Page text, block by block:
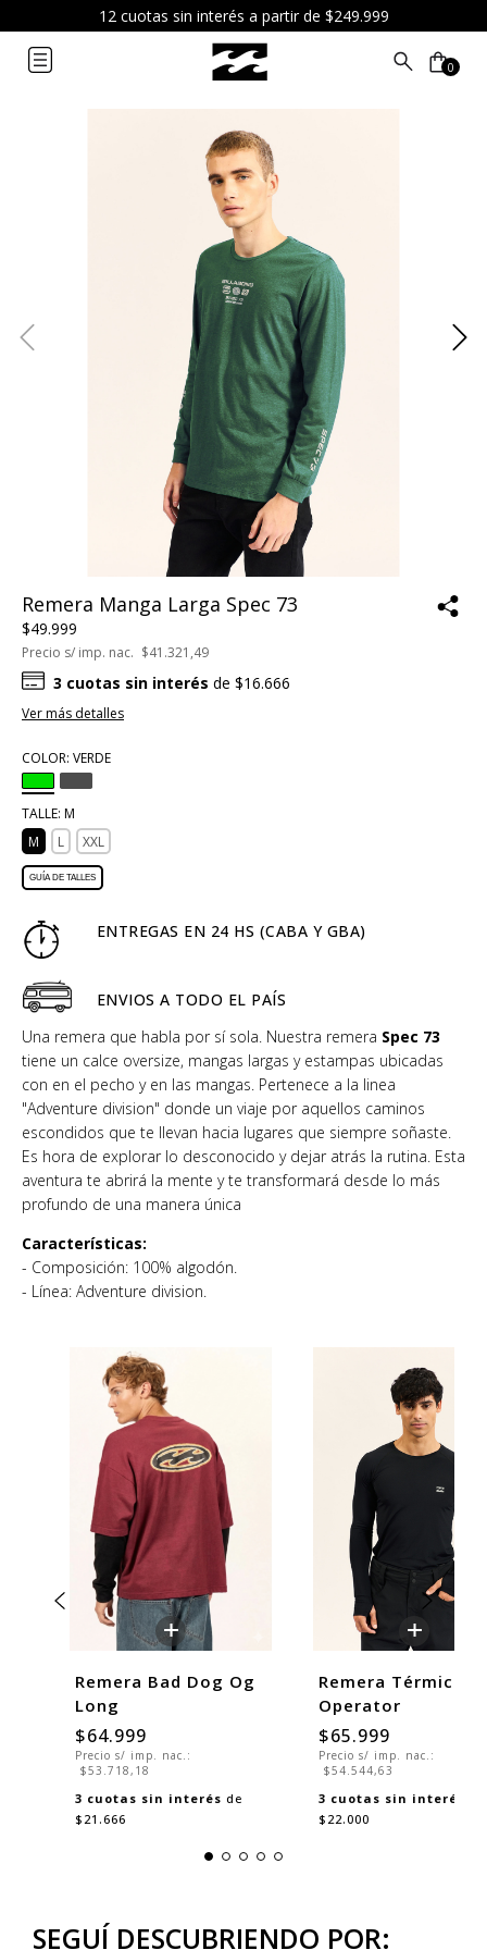
12 cuotas sin interés a partir de $249.999
0
Remera Manga Larga Spec 73
$49.999
Precio s/ imp. nac. $41.321,49
3 cuotas sin interés de $16.666
Ver más detalles
COLOR: VERDE
TALLE: M
M
L XXL
GUÍA DE TALLES
ENTREGAS EN 24 HS (CABA Y GBA)
ENVIOS A TODO EL PAÍS
Una remera que habla por sí sola. Nuestra remera Spec 73
tiene un calce oversize, mangas largas y estampas ubicadas
con en el pecho y en las mangas. Pertenece a la linea
"Adventure division" donde un viaje por aquellos caminos
escondidos que te llevan hacia lugares que siempre soñaste.
Es hora de explorar lo desconocido y dejar atrás la rutina. Esta
aventura te abrirá la mente y te transformará desde lo más
profundo de una manera única
Características:
- Composición: 100% algodón.
- Línea: Adventure division.
+
Remera Bad Dog Og
Long
$64.999
Precio s/ imp. nac.:
$53.718,18
3 cuotas sin interés de
$21.666
+
Remera Térmica
Operator
$65.999
Precio s/ imp. nac.:
$54.544,63
3 cuotas sin interés
$22.000
SEGUÍ DESCUBRIENDO POR: